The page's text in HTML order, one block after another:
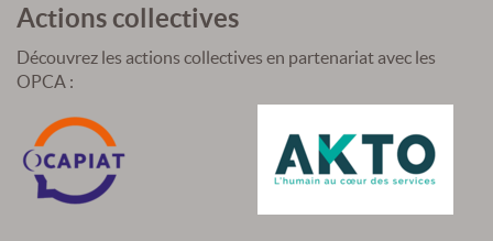
Actions collectives
Découvrez les actions collectives en partenariat avec les
OPCA :